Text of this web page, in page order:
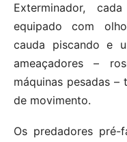
Exterminador,
equipado com
cauda piscando e
ameaçadores –
máquinas pesadas
de movimento.
Os predadores pré-